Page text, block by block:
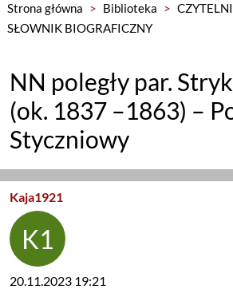
Strona główna > Biblioteka >
SŁOWNIK BIOGRAFICZNY
NN poległy par.
(ok. 1837 –1863) –
Styczniowy
Kaja1921
20.11.2023 19:21